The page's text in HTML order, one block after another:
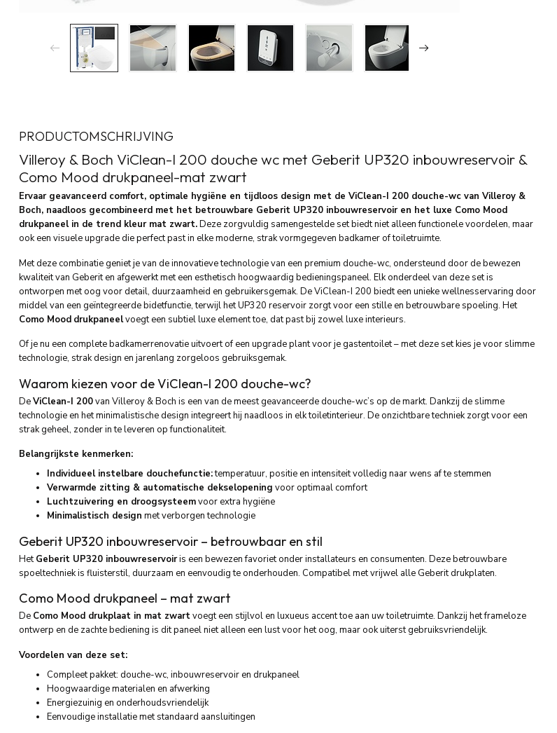
PRODUCTOMSCHRIJVING
Villeroy & Boch ViClean-I 200 douche wc met Geberit UP320 inbouwreservoir &
Como Mood drukpaneel-mat zwart
Ervaar geavanceerd comfort, optimale hygiëne en tijdloos design met de ViClean-I 200 douche-wc van Villeroy &
Boch, naadloos gecombineerd met het betrouwbare Geberit UP320 inbouwreservoir en het luxe Como Mood
drukpaneel in de trend kleur mat zwart.Deze zorgvuldig samengestelde set biedt niet alleen functionele voordelen, maar
ook een visuele upgrade die perfect past in elke moderne, strak vormgegeven badkamer of toiletruimte.
Met deze combinatie geniet je van de innovatieve technologie van een premium douche-wc, ondersteund door de bewezen
kwaliteit van Geberit en afgewerkt met een esthetisch hoogwaardig bedieningspaneel. Elk onderdeel van deze set is
ontworpen met oog voor detail, duurzaamheid en gebruikersgemak. De ViClean-I 200 biedt een unieke wellnesservaring door
middel van een geïntegreerde bidetfunctie, terwijl het UP320 reservoir zorgt voor een stille en betrouwbare spoeling. Het
Como Mood drukpaneelvoegt een subtiel luxe element toe, dat past bij zowel luxe interieurs.
Of je nu een complete badkamerrenovatie uitvoert of een upgrade plant voor je gastentoilet – met deze set kies je voor slimme
technologie, strak design en jarenlang zorgeloos gebruiksgemak.
Waarom kiezen voor de ViClean-I 200 douche-wc?
DeViClean-I 200van Villeroy & Boch is een van de meest geavanceerde douche-wc’s op de markt. Dankzij de slimme
technologie en het minimalistische design integreert hij naadloos in elk toiletinterieur. De onzichtbare techniek zorgt voor een
strak geheel, zonder in te leveren op functionaliteit.
Belangrijkste kenmerken:
Individueel instelbare douchefunctie:temperatuur, positie en intensiteit volledig naar wens af te stemmen
Verwarmde zitting & automatische dekselopening voor optimaal comfort
Luchtzuivering en droogsysteemvoor extra hygiëne
Minimalistisch design met verborgen technologie
Geberit UP320 inbouwreservoir – betrouwbaar en stil
HetGeberit UP320 inbouwreservoiris een bewezen favoriet onder installateurs en consumenten. Deze betrouwbare
spoeltechniek is fluisterstil, duurzaam en eenvoudig te onderhouden. Compatibel met vrijwel alle Geberit drukplaten.
Como Mood drukpaneel – mat zwart
De Como Mood drukplaat in mat zwartvoegt een stijlvol en luxueus accent toe aan uw toiletruimte. Dankzij het frameloze
ontwerp en de zachte bediening is dit paneel niet alleen een lust voor het oog, maar ook uiterst gebruiksvriendelijk.
Voordelen van deze set:
Compleet pakket: douche-wc, inbouwreservoir en drukpaneel
Hoogwaardige materialen en afwerking
Energiezuinig en onderhoudsvriendelijk
Eenvoudige installatie met standaard aansluitingen